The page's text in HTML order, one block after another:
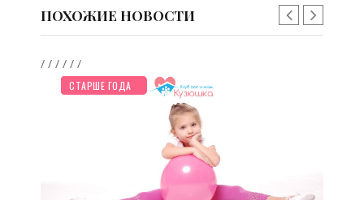
ПОХОЖИЕ НОВОСТИ
НОВОСТИ МИРА
/
ОТДЫХ
/
ДО ГОДА
/
ПЛАНИРОВАНИЕ
/
РЕБЕНОК
/
ЗДОРОВЬЕ
/
СТАРШЕ ГОДА